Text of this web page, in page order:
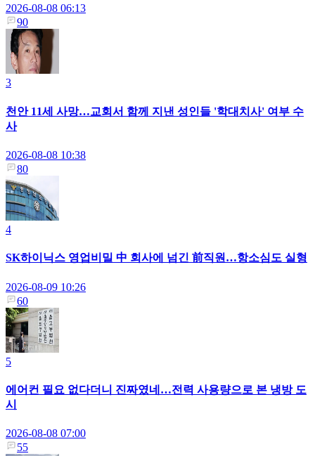
2026-08-08 06:13
90
3
천안 11세 사망…교회서 함께 지낸 성인들 '학대치사' 여부 수
사
2026-08-08 10:38
80
4
SK하이닉스 영업비밀 中 회사에 넘긴 前직원…항소심도 실형
2026-08-09 10:26
60
5
에어컨 필요 없다더니 진짜였네…전력 사용량으로 본 냉방 도
시
2026-08-08 07:00
55